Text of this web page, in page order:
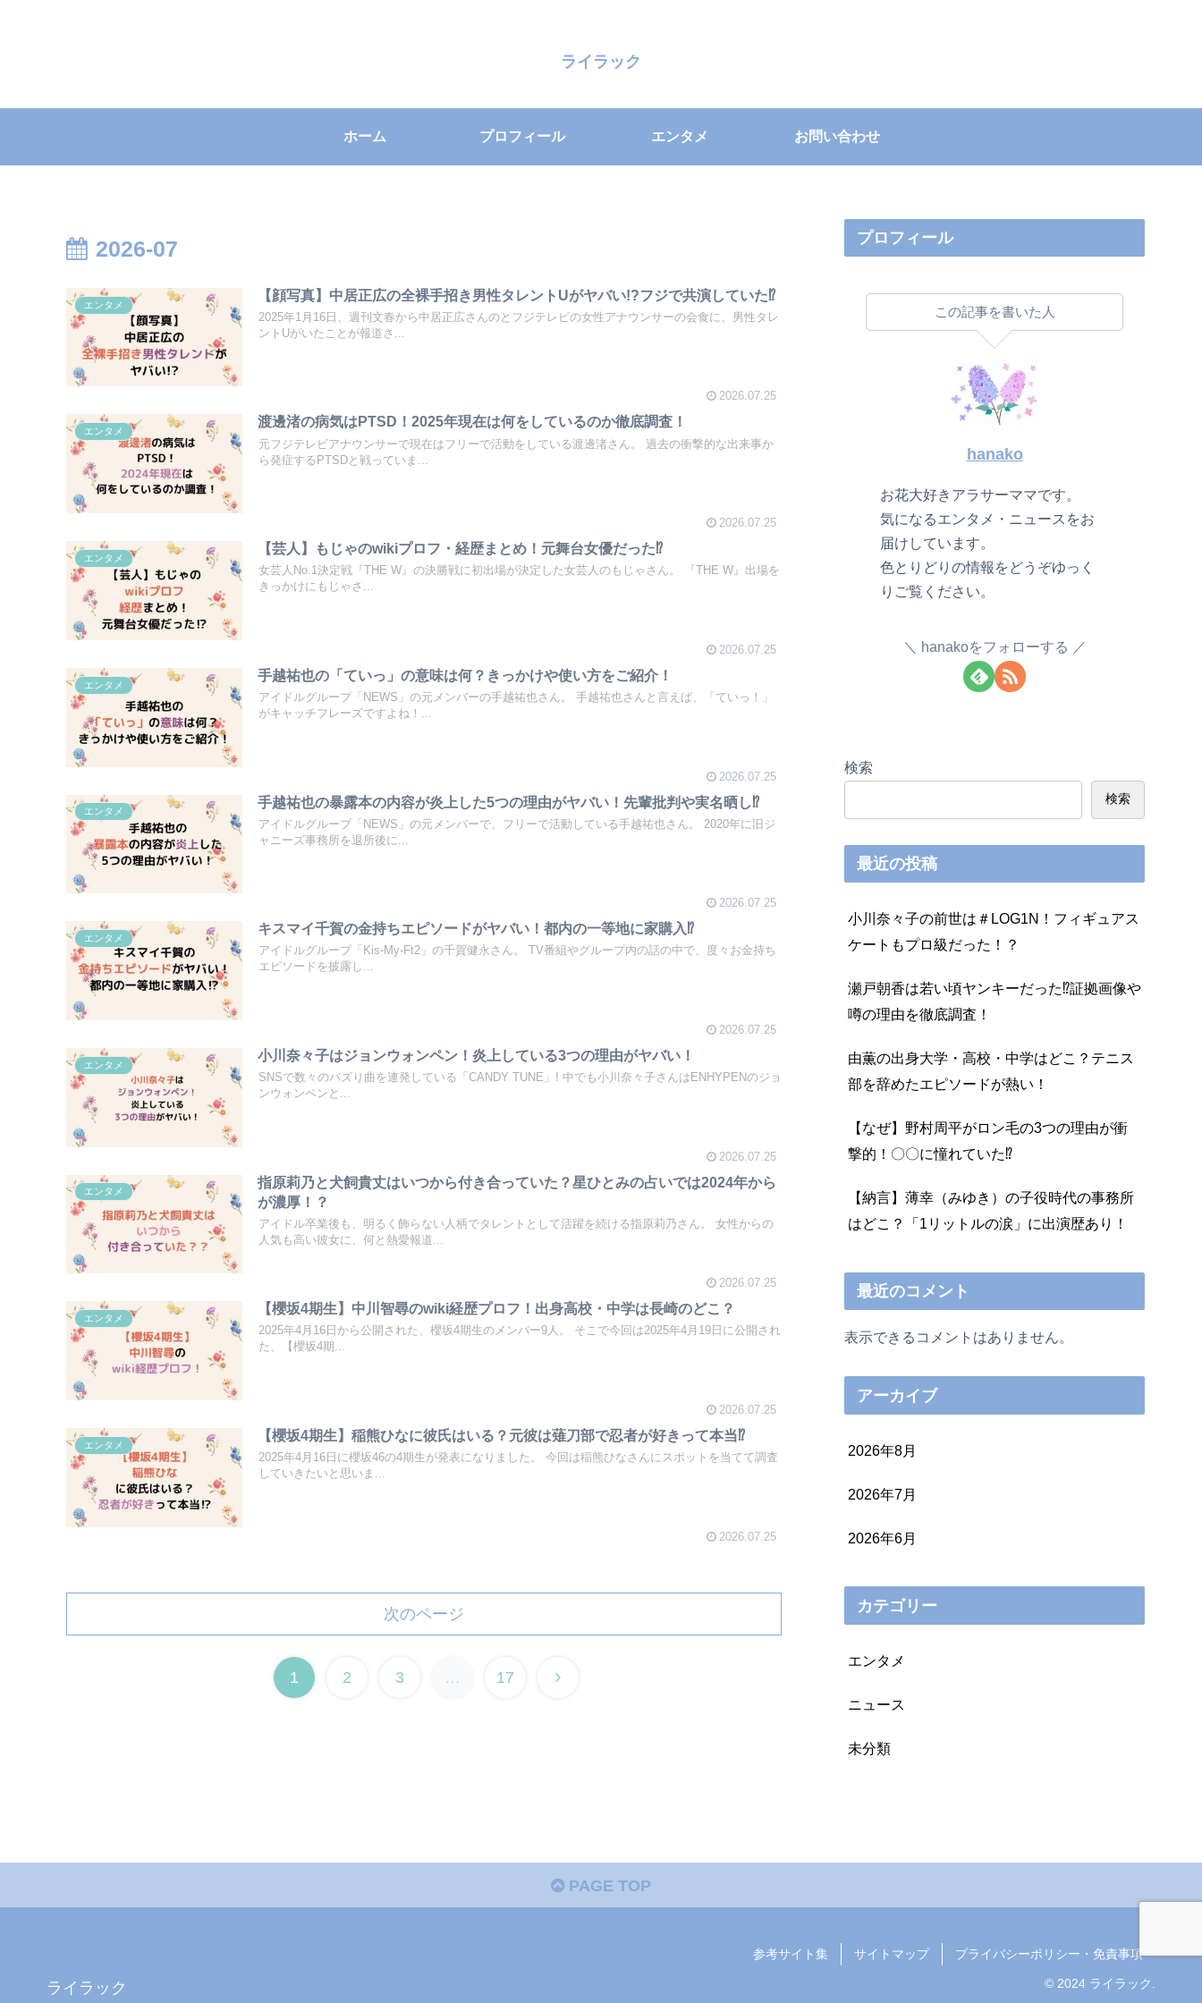
ライラック
ホーム プロフィール エンタメ お問い合わせ
2026-07
エンタメ
【顔写真】中居正広の全裸手招き男性タレントUがヤバい!?フジで共演していた⁉
2025年1月16日、週刊文春から中居正広さんのとフジテレビの女性アナウンサーの会食に、男性タレ
ントUがいたことが報道さ...
2026.07.25
エンタメ
渡邊渚の病気はPTSD！2025年現在は何をしているのか徹底調査！
元フジテレビアナウンサーで現在はフリーで活動をしている渡邊渚さん。 過去の衝撃的な出来事か
ら発症するPTSDと戦っていま...
2026.07.25
エンタメ
【芸人】もじゃのwikiプロフ・経歴まとめ！元舞台女優だった⁉
女芸人No.1決定戦『THE W』の決勝戦に初出場が決定した女芸人のもじゃさん。 『THE W』出場を
きっかけにもじゃさ...
2026.07.25
エンタメ
手越祐也の「ていっ」の意味は何？きっかけや使い方をご紹介！
アイドルグループ「NEWS」の元メンバーの手越祐也さん。 手越祐也さんと言えば、「ていっ！」
がキャッチフレーズですよね！...
2026.07.25
エンタメ
手越祐也の暴露本の内容が炎上した5つの理由がヤバい！先輩批判や実名晒し⁉
アイドルグループ「NEWS」の元メンバーで、フリーで活動している手越祐也さん。 2020年に旧ジ
ャニーズ事務所を退所後に...
2026.07.25
エンタメ
キスマイ千賀の金持ちエピソードがヤバい！都内の一等地に家購入⁉
アイドルグループ「Kis-My-Ft2」の千賀健永さん。 TV番組やグループ内の話の中で、度々お金持ち
エピソードを披露し...
2026.07.25
エンタメ
小川奈々子はジョンウォンペン！炎上している3つの理由がヤバい！
SNSで数々のバズり曲を連発している「CANDY TUNE」! 中でも小川奈々子さんはENHYPENのジョ
ンウォンペンと...
2026.07.25
エンタメ
指原莉乃と犬飼貴丈はいつから付き合っていた？星ひとみの占いでは2024年から
が濃厚！？
アイドル卒業後も、明るく飾らない人柄でタレントとして活躍を続ける指原莉乃さん。 女性からの
人気も高い彼女に、何と熱愛報道...
2026.07.25
エンタメ
【櫻坂4期生】中川智尋のwiki経歴プロフ！出身高校・中学は長崎のどこ？
2025年4月16日から公開された、櫻坂4期生のメンバー9人。 そこで今回は2025年4月19日に公開され
た、【櫻坂4期...
2026.07.25
エンタメ
【櫻坂4期生】稲熊ひなに彼氏はいる？元彼は薙刀部で忍者が好きって本当⁉
2025年4月16日に櫻坂46の4期生が発表になりました。 今回は稲熊ひなさんにスポットを当てて調査
していきたいと思いま...
2026.07.25
次のページ
1 2 3 … 17 次
プロフィール
この記事を書いた人
hanako
お花大好きアラサーママです。
気になるエンタメ・ニュースをお
届けしています。
色とりどりの情報をどうぞゆっく
りご覧ください。
hanakoをフォローする
検索
検索
最近の投稿
小川奈々子の前世は＃LOG1N！フィギュアス
ケートもプロ級だった！？
瀬戸朝香は若い頃ヤンキーだった⁉証拠画像や
噂の理由を徹底調査！
由薫の出身大学・高校・中学はどこ？テニス
部を辞めたエピソードが熱い！
【なぜ】野村周平がロン毛の3つの理由が衝
撃的！〇〇に憧れていた⁉
【納言】薄幸（みゆき）の子役時代の事務所
はどこ？「1リットルの涙」に出演歴あり！
最近のコメント
表示できるコメントはありません。
アーカイブ
2026年8月
2026年7月
2026年6月
カテゴリー
エンタメ
ニュース
未分類
PAGE TOP
ライラック
参考サイト集 サイトマップ プライバシーポリシー・免責事項
© 2024 ライラック.